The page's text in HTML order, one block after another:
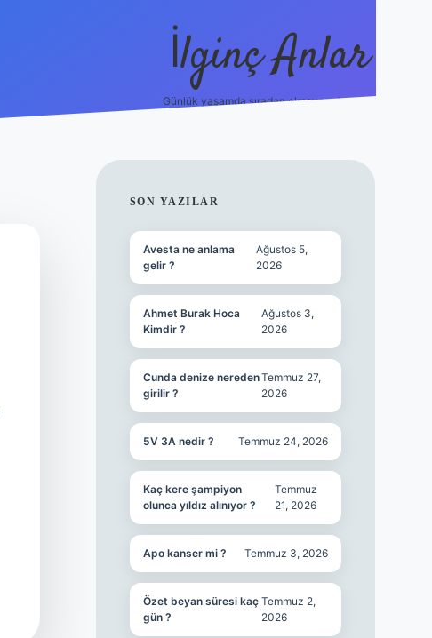
İlginç Anlar
Günlük yaşamda sıradan olmayan detaylar.
SIDEBAR
SON YAZILAR
Avesta ne anlama
gelir ?
Ağustos 5,
2026
Ahmet Burak Hoca
Kimdir ?
Ağustos 3,
2026
Cunda denize nereden
girilir ?
Temmuz 27,
2026
5V 3A nedir ? Temmuz 24, 2026
Kaç kere şampiyon
olunca yıldız alınıyor ?
Temmuz
21, 2026
Apo kanser mi ? Temmuz 3, 2026
Özet beyan süresi kaç
gün ?
Temmuz 2,
2026